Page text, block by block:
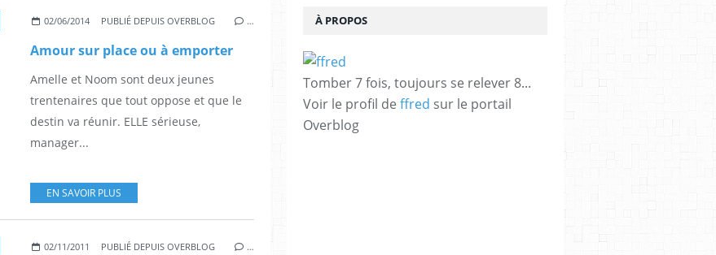
FABRICE EBOUÉ,SÉBASTIEN CASTRO,CLAUDIA TAGBO ,PABLO PAULY ,MARIE-PHILOMÈNE NGA
02/06/2014 PUBLIÉ DEPUIS OVERBLOG …
Amour sur place ou à emporter
Amelle et Noom sont deux jeunes
trentenaires que tout oppose et que le
destin va réunir. ELLE sérieuse,
manager...
EN SAVOIR PLUS
RADU MIHAILEANU,BIYOUNA,HIAM ABBASS HAFSIA HERZI
02/11/2011 PUBLIÉ DEPUIS OVERBLOG …
À PROPOS
Tomber 7 fois, toujours se relever 8...
Voir le profil de ffred sur le portail
Overblog